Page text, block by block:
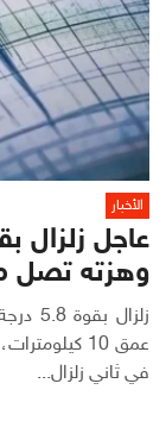
الأخبار
وهزته تصل
عمق 10
في ثاني زلزال...